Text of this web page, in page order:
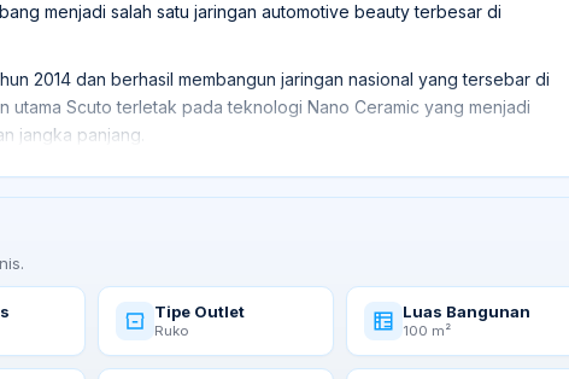
menjadi salah satu jaringan automotive beauty terbesar di
2014 dan berhasil membangun jaringan nasional yang tersebar di
utama Scuto terletak pada teknologi Nano Ceramic yang menjadi
jangka panjang.
yaituScuto Nano Ceramic,Scuto Paint,SCT Motodetailing, dan
perawatan kendaraan roda empat maupun roda dua.
Tipe Outlet
Ruko
Luas Bangunan
100 m²